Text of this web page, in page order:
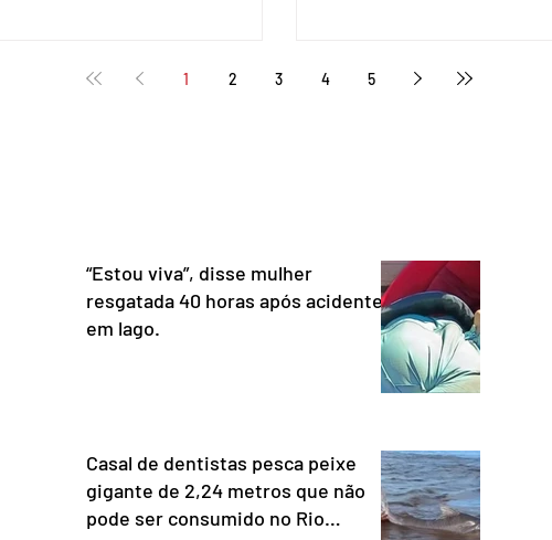
distrital Dra. Jane Klébia,
Lula destacou as vantagens da
1 2 3 4 5
“Estou viva”, disse mulher
resgatada 40 horas após acidente
em lago.
Casal de dentistas pesca peixe
gigante de 2,24 metros que não
pode ser consumido no Rio